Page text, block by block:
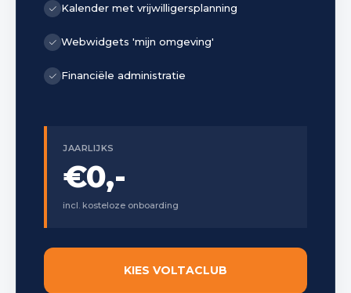
Kalender met vrijwilligersplanning
Webwidgets 'mijn omgeving'
Financiële administratie
JAARLIJKS
€0,-
incl. kosteloze onboarding
KIES VOLTACLUB